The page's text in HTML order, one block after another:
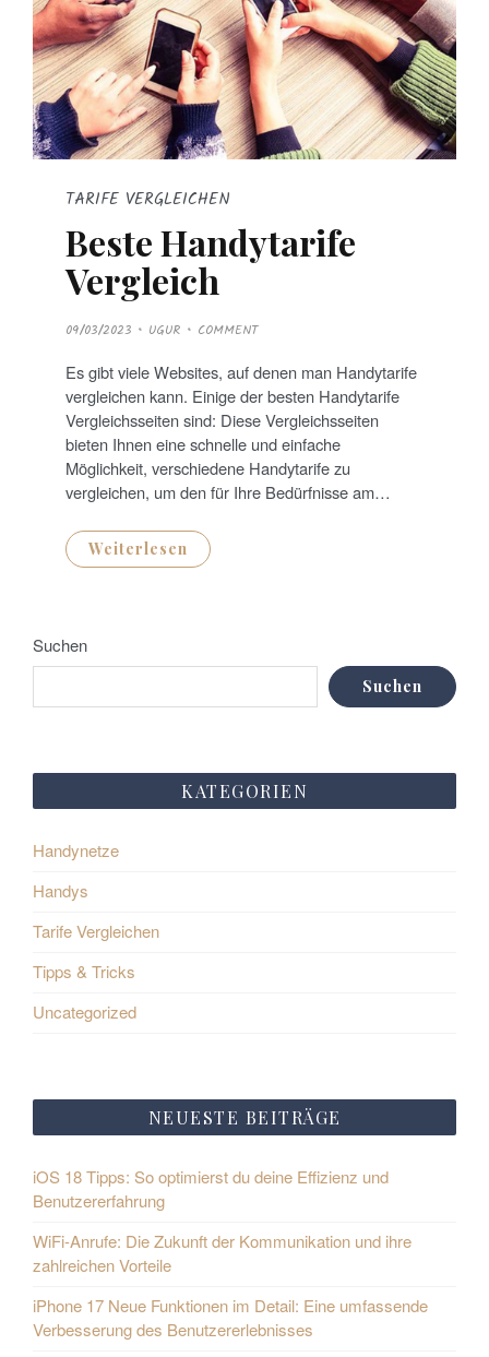
TARIFE VERGLEICHEN
Beste Handytarife
Vergleich
P
O
T
E
D
O
N
09/03/2023 UGUR COMMENT
Es gibt viele Websites, auf denen man Handytarife
vergleichen kann. Einige der besten Handytarife
Vergleichsseiten sind: Diese Vergleichsseiten
bieten Ihnen eine schnelle und einfache
Möglichkeit, verschiedene Handytarife zu
vergleichen, um den für Ihre Bedürfnisse am…
Weiterlesen
Suchen
Suchen
KATEGORIEN
Handynetze
Handys
Tarife Vergleichen
Tipps & Tricks
Uncategorized
NEUESTE BEITRÄGE
iOS 18 Tipps: So optimierst du deine Effizienz und
Benutzererfahrung
WiFi-Anrufe: Die Zukunft der Kommunikation und ihre
zahlreichen Vorteile
iPhone 17 Neue Funktionen im Detail: Eine umfassende
Verbesserung des Benutzererlebnisses